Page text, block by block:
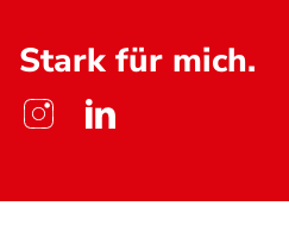
Stark für mich.